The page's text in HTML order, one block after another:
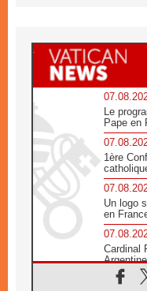
Le
Pape en
1ère
Un logo
en
Cardinal